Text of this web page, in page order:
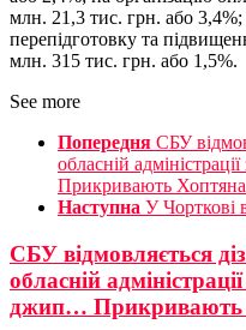
млн. 21,3 тис. грн. або 3,4%;
перепідготовку та
млн. 315 тис. грн. або 1,5%.
See more
Попередня СБУ
обласній
Прикривають
Наступна У Чорткові
СБУ відмовляється
обласній
джип… Прикривають